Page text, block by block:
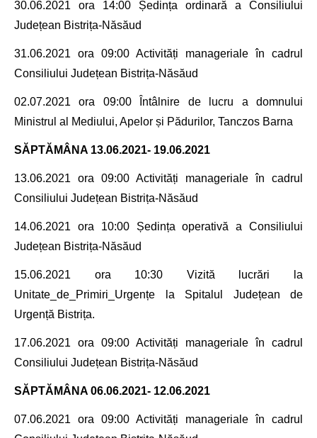
30.06.2021 ora 14:00 Ședința ordinară a Consiliului
Județean Bistrița-Năsăud
31.06.2021
ora 09:00 Activități manageriale în cadrul
Consiliului Județean Bistrița-Năsăud
02.07.2021 ora 09:00
Întâlnire de lucru a domnului
Ministrul al Mediului, Apelor și Pădurilor, Tanczos Barna
SĂPTĂMÂNA 13.06.2021- 19.06.2021
13.06.2021
ora 09:00 Activități manageriale în cadrul
Consiliului Județean Bistrița-Năsăud
14.06.2021 ora 10:00 Ședința operativă aConsiliului
Județean Bistrița-Năsăud
15.06.2021
ora 10:30 Vizită lucrări la
Unitate_de_Primiri_Urgențe la Spitalul Județean de
Urgență Bistrița.
17.06.2021
ora 09:00 Activități manageriale în cadrul
Consiliului Județean Bistrița-Năsăud
SĂPTĂMÂNA 06.06.2021- 12.06.2021
07.06.2021
ora 09:00 Activități manageriale în cadrul